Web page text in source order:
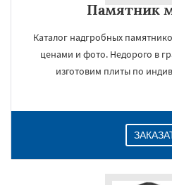
Памятник
Каталог надгробных
ценами и фото. Недорого в
изготовим плиты по